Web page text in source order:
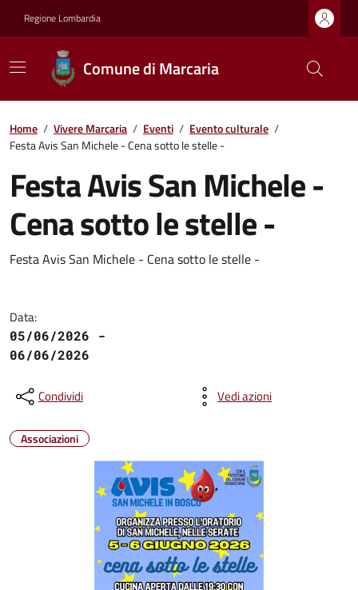
Regione Lombardia
Comune di Marcaria
Home / Vivere Marcaria / Eventi / Evento culturale /
Festa Avis San Michele - Cena sotto le stelle -
Festa Avis San Michele -
Cena sotto le stelle -
Festa Avis San Michele - Cena sotto le stelle -
Data:
05/06/2026 -
06/06/2026
Condividi Vedi azioni
Associazioni